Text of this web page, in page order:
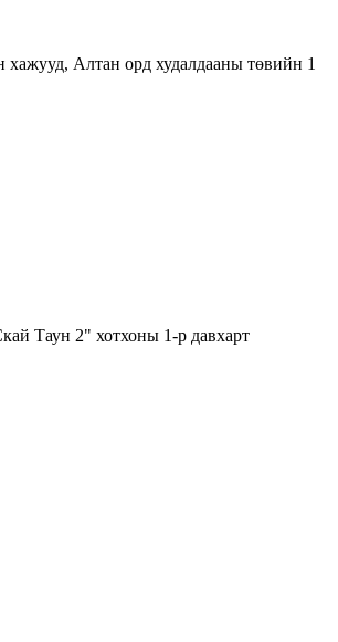
Алтан орд худалдааны төвийн 1
Таун 2" хотхоны 1-р давхарт